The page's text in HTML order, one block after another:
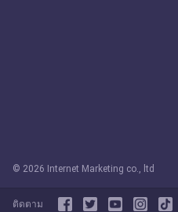
© 2026 Internet Marketing co., ltd
ติดตาม